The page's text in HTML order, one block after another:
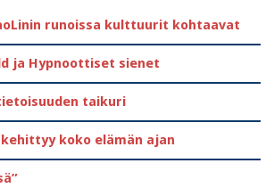
runoissa kulttuurit kohtaavat
ja Hypnoottiset sienet
taikuri
koko elämän ajan